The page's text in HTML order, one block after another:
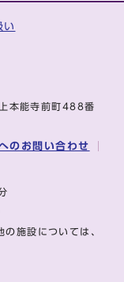
い
本能寺前町488番
のお問い合わせ
分
の施設については、